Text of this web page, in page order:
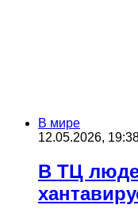
В мире
12.05.2026,
В ТЦ